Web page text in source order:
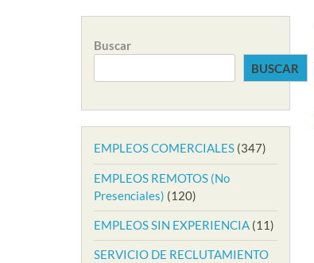
Buscar
BUSCAR
EMPLEOS COMERCIALES (347)
EMPLEOS REMOTOS (No
Presenciales) (120)
EMPLEOS SIN EXPERIENCIA (11)
SERVICIO DE RECLUTAMIENTO